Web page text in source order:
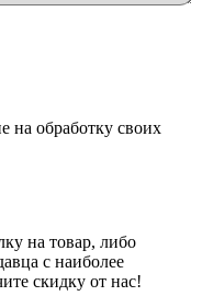
на обработку своих
на товар, либо
с наиболее
скидку от нас!